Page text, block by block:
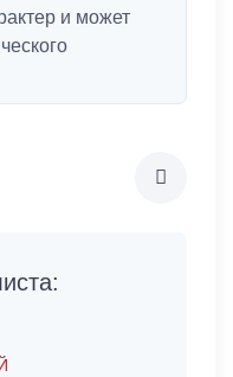
и может